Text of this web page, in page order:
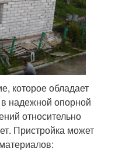
которое обладает
надежной опорной
относительно
Пристройка может